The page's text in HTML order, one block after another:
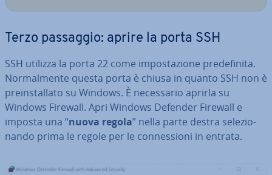
Terzo passaggio: aprire la porta SSH
SSH utilizza la porta 22 come im­po­sta­zio­ne pre­de­fi­ni­ta.
Nor­mal­men­te questa porta è chiusa in quanto SSH non è
pre­in­stal­la­to su Windows. È ne­ces­sa­rio aprirla su
Windows Firewall. Apri Windows Defender Firewall e
imposta una “nuova regola” nella parte destra se­le­zio­
nan­do prima le regole per le con­nes­sio­ni in entrata.